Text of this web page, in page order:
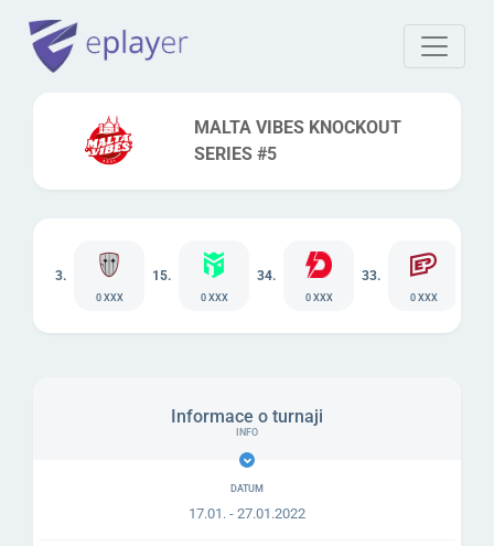
MALTA VIBES KNOCKOUT
SERIES #5
3.
0 XXX
15.
0 XXX
34.
0 XXX
33.
0 XXX
Informace o turnaji
DATUM
17.01. - 27.01.2022